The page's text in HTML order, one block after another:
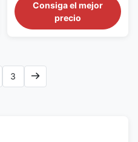
rigorous demands of modern
industrial automation, process
control, and environmental
FD80A delivers precise
pressure sensing across ...
Consiga el mejor
precio
3